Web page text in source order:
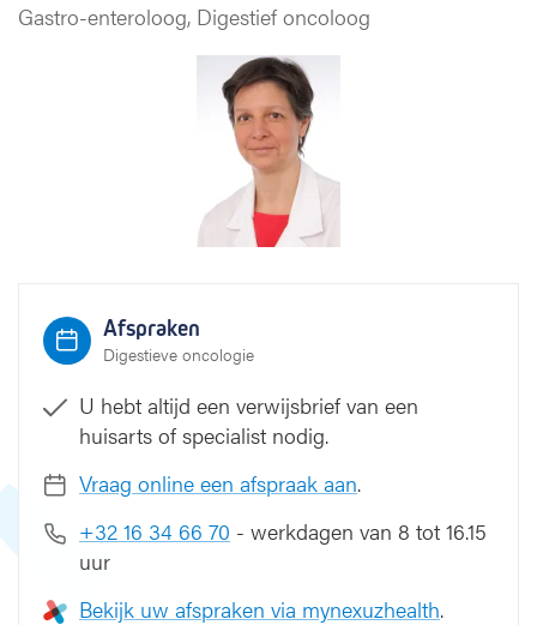
e
e
j
p
a
Gastro-enteroloog, Digestief oncoloog
Afspraken
Digestieve oncologie
U hebt altijd een verwijsbrief van een
huisarts of specialist nodig.
Vraag online een afspraak aan.
+32 16 34 66 70 - werkdagen van 8 tot 16.15
uur
Bekijk uw afspraken via mynexuzhealth.